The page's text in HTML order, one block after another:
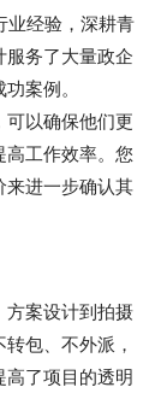
业经验，深耕青
服务了大量政企
案例。
可以确保他们更
高工作效率。您
来进一步确认其
方案设计到拍摄
包、不外派，
了项目的透明